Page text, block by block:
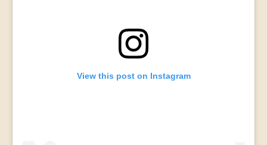
View this post on Instagram